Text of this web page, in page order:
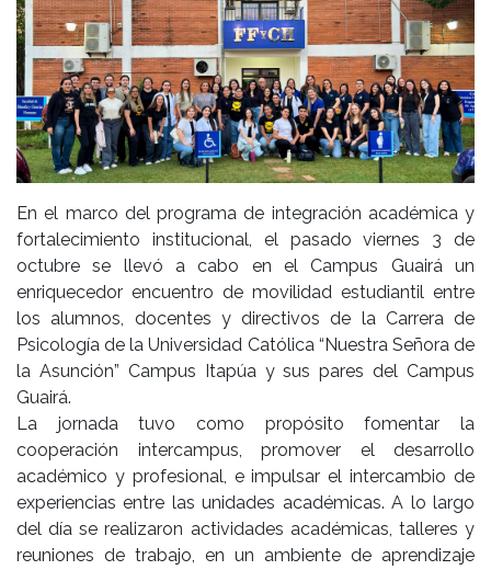
En el marco del programa de integración académica y
fortalecimiento institucional, el pasado viernes 3 de
octubre se llevó a cabo en el Campus Guairá un
enriquecedor encuentro de movilidad estudiantil entre
los alumnos, docentes y directivos de la Carrera de
Psicología de la Universidad Católica “Nuestra Señora de
la Asunción” Campus Itapúa y sus pares del Campus
Guairá.
La jornada tuvo como propósito fomentar la
cooperación intercampus, promover el desarrollo
académico y profesional, e impulsar el intercambio de
experiencias entre las unidades académicas. A lo largo
del día se realizaron actividades académicas, talleres y
reuniones de trabajo, en un ambiente de aprendizaje